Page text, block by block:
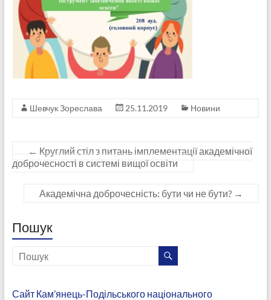
Шевчук Зореслава 25.11.2019 Новини
← Круглий стіл з питань імплементації академічної
доброчесності в системі вищої освіти
Академічна доброчесність: бути чи не бути? →
Пошук
Сайт Кам’янець-Подільського національного